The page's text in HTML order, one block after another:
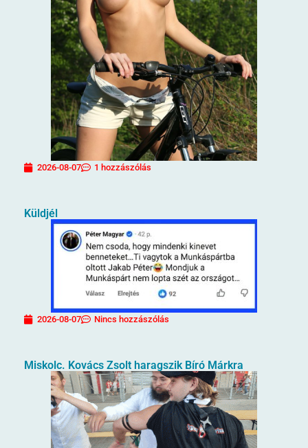
2026-08-07 1 hozzászólás
Küldjél
2026-08-07 Nincs hozzászólás
Miskolc. Kovács Zsolt haragszik Bíró Márkra